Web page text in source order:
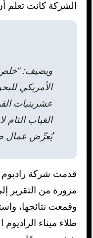
الشركة كانت تعلم
ويضيف:
الأمريكي
عشرينيات
الغياب التام
يُعرِّض عمال
مزورة من التقرير
وقمعت نتائجها،
طلاء ميناء